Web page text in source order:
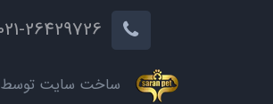
ساخت سایت توسط